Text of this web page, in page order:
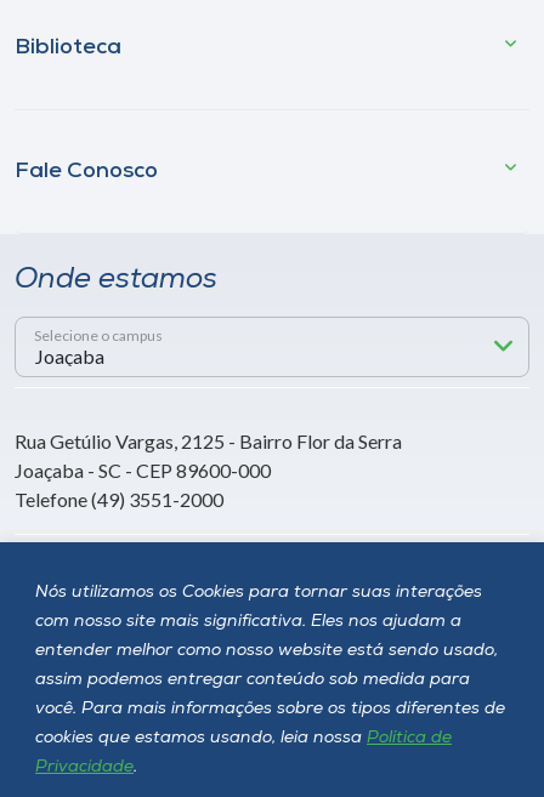
Nós utilizamos os Cookies para tornar suas interações
com nosso site mais significativa. Eles nos ajudam a
entender melhor como nosso website está sendo usado,
assim podemos entregar conteúdo sob medida para
você. Para mais informações sobre os tipos diferentes de
cookies que estamos usando, leia nossa Política de
Privacidade.
Biblioteca
Fale Conosco
Onde estamos
Selecione o campus
Rua Getúlio Vargas, 2125 - Bairro Flor da Serra
Joaçaba - SC - CEP 89600-000
Telefone (49) 3551-2000
Siga a Unoesc